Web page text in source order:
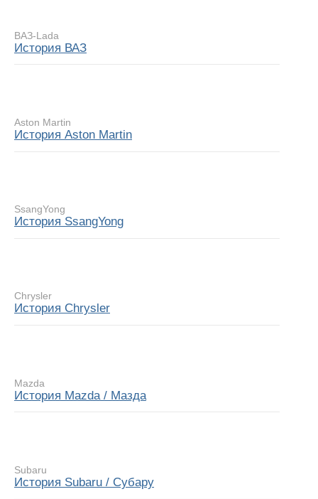
ВАЗ-Lada
История ВАЗ
Aston Martin
История Aston Martin
SsangYong
История SsangYong
Chrysler
История Chrysler
Mazda
История Mazda / Мазда
Subaru
История Subaru / Субару